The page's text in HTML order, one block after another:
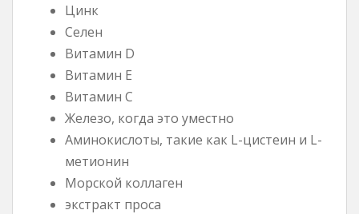
Цинк
Селен
Витамин D
Витамин Е
Витамин С
Железо, когда это уместно
Аминокислоты, такие как L-цистеин и L-
метионин
Морской коллаген
экстракт проса